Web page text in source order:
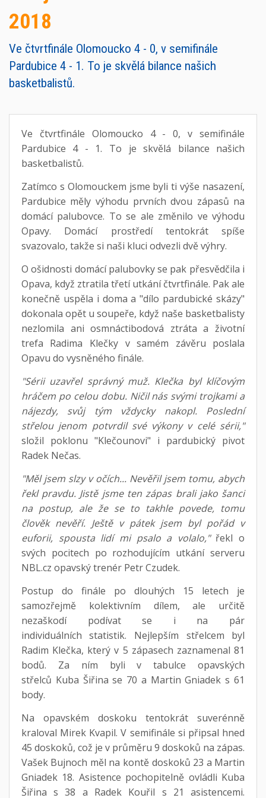
2018
Ve čtvrtfinále Olomoucko 4 - 0, v semifinále
Pardubice 4 - 1. To je skvělá bilance našich
basketbalistů.
Ve čtvrtfinále Olomoucko 4 - 0, v semifinále
Pardubice 4 - 1. To je skvělá bilance našich
basketbalistů.
Zatímco s Olomouckem jsme byli ti výše nasazení,
Pardubice měly výhodu prvních dvou zápasů na
domácí palubovce. To se ale změnilo ve výhodu
Opavy. Domácí prostředí tentokrát spíše
svazovalo, takže si naši kluci odvezli dvě výhry.
O ošidnosti domácí palubovky se pak přesvědčila i
Opava, když ztratila třetí utkání čtvrtfinále. Pak ale
konečně uspěla i doma a "dílo pardubické skázy"
dokonala opět u soupeře, když naše basketbalisty
nezlomila ani osmnáctibodová ztráta a životní
trefa Radima Klečky v samém závěru poslala
Opavu do vysněného finále.
"Sérii uzavřel správný muž. Klečka byl klíčovým
hráčem po celou dobu. Ničil nás svými trojkami a
nájezdy, svůj tým vždycky nakopl. Poslední
střelou jenom potvrdil své výkony v celé sérii,"
složil poklonu "Klečounovi" i pardubický pivot
Radek Nečas.
"Měl jsem slzy v očích... Nevěřil jsem tomu, abych
řekl pravdu. Jistě jsme ten zápas brali jako šanci
na postup, ale že se to takhle povede, tomu
člověk nevěří. Ještě v pátek jsem byl pořád v
euforii, spousta lidí mi psalo a volalo," řekl o
svých pocitech po rozhodujícím utkání serveru
NBL.cz opavský trenér Petr Czudek.
Postup do finále po dlouhých 15 letech je
samozřejmě kolektivním dílem, ale určitě
nezaškodí podívat se i na pár
individuálních statistik. Nejlepším střelcem byl
Radim Klečka, který v 5 zápasech zaznamenal 81
bodů. Za ním byli v tabulce opavských
střelců Kuba Šiřina se 70 a Martin Gniadek s 61
body.
Na opavském doskoku tentokrát suverénně
kraloval Mirek Kvapil. V semifinále si připsal hned
45 doskoků, což je v průměru 9 doskoků na zápas.
Vašek Bujnoch měl na kontě doskoků 23 a Martin
Gniadek 18. Asistence pochopitelně ovládli Kuba
Šiřina s 38 a Radek Kouřil s 21 asistencemi.